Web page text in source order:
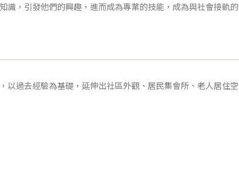
識，引發他們的興趣，進而成為專業的技能，成為與社會接軌的
以過去經驗為基礎，延伸出社區外觀、居民集會所、老人居住